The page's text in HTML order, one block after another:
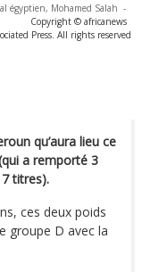
égyptien, Mohamed Salah -
Copyright © africanews
Press. All rights reserved
qu’aura lieu ce
a remporté 3
titres).
ces deux poids
groupe D avec la